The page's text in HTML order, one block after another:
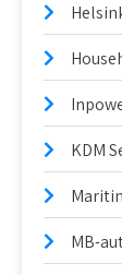
KDM
MB-